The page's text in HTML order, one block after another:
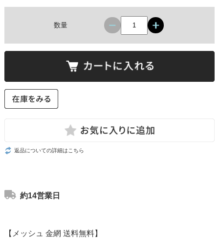
数量
返品についての詳細はこちら
約14営業日
【メッシュ 金網 送料無料】